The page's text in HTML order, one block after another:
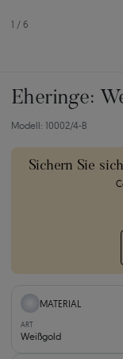
1 / 6
Eheringe:
Modell: 10002/4-B
Sichern Sie
MATERIAL
ART
Weißgold